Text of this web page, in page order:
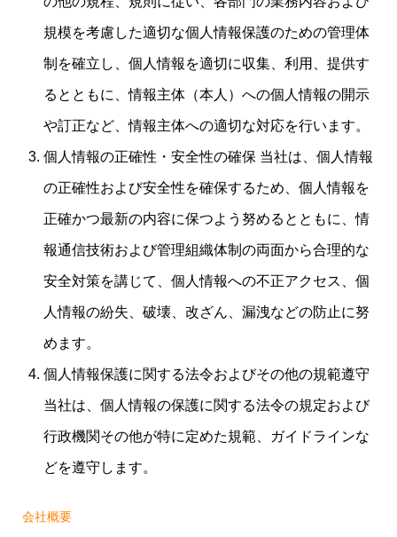
規模を考慮した適切な個人情報保護のための管理体
制を確立し、個人情報を適切に収集、利用、提供す
るとともに、情報主体（本人）への個人情報の開示
や訂正など、情報主体への適切な対応を行います。
個人情報の正確性・安全性の確保 当社は、個人情報
の正確性および安全性を確保するため、個人情報を
正確かつ最新の内容に保つよう努めるとともに、情
報通信技術および管理組織体制の両面から合理的な
安全対策を講じて、個人情報への不正アクセス、個
人情報の紛失、破壊、改ざん、漏洩などの防止に努
めます。
個人情報保護に関する法令およびその他の規範遵守
当社は、個人情報の保護に関する法令の規定および
行政機関その他が特に定めた規範、ガイドラインな
どを遵守します。
会社概要